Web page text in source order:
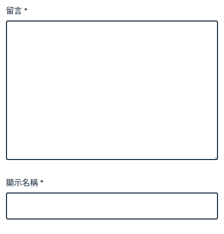
留言*
顯示名稱*